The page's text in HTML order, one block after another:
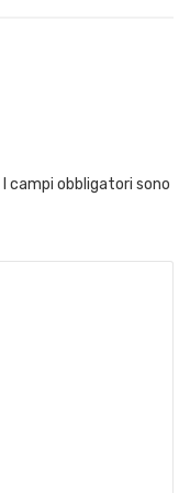
I campi obbligatori sono